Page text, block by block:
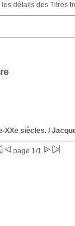
les détails des Titres
XXe siècles./
page 1/1